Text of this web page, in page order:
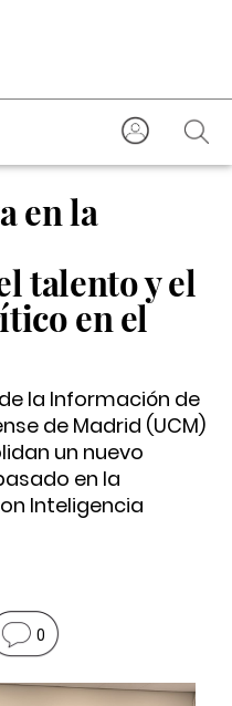
en la
talento y el
en el
la Información de
de Madrid (UCM)
un nuevo
en la
Inteligencia
0